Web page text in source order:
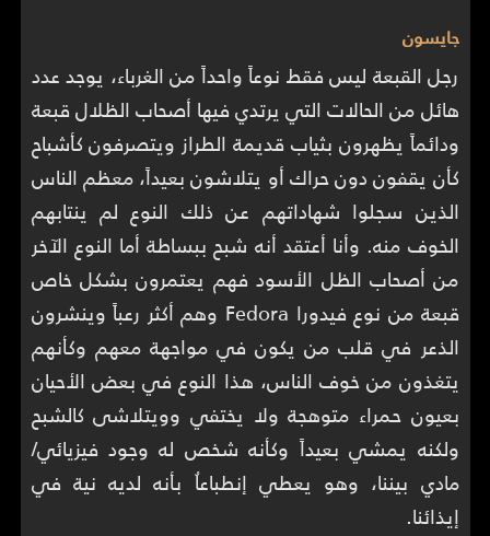
جايسون
رجل القبعة ليس فقط نوعاً واحداً من الغرباء، يوجد عدد
هائل من الحالات التي يرتدي فيها أصحاب الظلال قبعة
ودائماً يظهرون بثياب قديمة الطراز ويتصرفون كأشباح
كأن يقفون دون حراك أو يتلاشون بعيداً، معظم الناس
الذين سجلوا شهاداتهم عن ذلك النوع لم ينتابهم
الخوف منه. وأنا أعتقد أنه شبح ببساطة أما النوع الآخر
من أصحاب الظل الأسود فهم يعتمرون بشكل خاص
قبعة من نوع فيدورا Fedora وهم أكثر رعباً وينشرون
الذعر في قلب من يكون في مواجهة معهم وكأنهم
يتغذون من خوف الناس، هذا النوع في بعض الأحيان
بعيون حمراء متوهجة ولا يختفي وويتلاشى كالشبح
ولكنه يمشي بعيداً وكأنه شخص له وجود فيزيائي/
مادي بيننا، وهو يعطي إنطباعاُ بأنه لديه نية في
إيذائنا.